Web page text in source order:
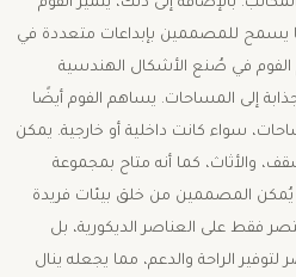
بالإضافة إلى ذلك، يتميز الفوم
يسمح للمصممين بإبداعات متعددة في
في صُنع الأشكال الهندسية
إلى المساحات. يساهم الفوم أيضًا
سواء كانت داخلية أو خارجية. يمكن
والأثاث، كما أنه متاح بمجموعة
يُمكن المصممين من خلق بيئات فريدة
فقط على العناصر الديكورية، بل
الراحة والدعم، مما يجعله ينال